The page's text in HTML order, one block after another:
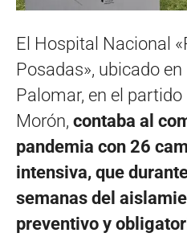
El Hospital Nacional
Posadas», ubicado en
Palomar, en el
Morón, contaba al
pandemia con 26
intensiva, que
semanas del
preventivo y